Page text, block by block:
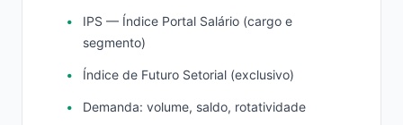
IPS — Índice Portal Salário (cargo e
segmento)
Índice de Futuro Setorial (exclusivo)
Demanda: volume, saldo, rotatividade